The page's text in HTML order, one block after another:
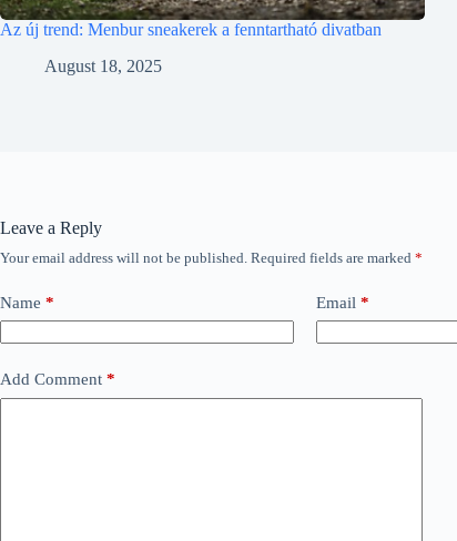
Az új trend: Menbur sneakerek a fenntartható divatban
August 18, 2025
Leave a Reply
Your email address will not be published. Required fields are marked *
Name * Email *
Add Comment *